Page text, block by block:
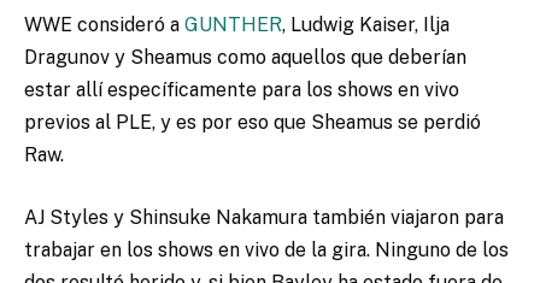
WWE consideró a GUNTHER, Ludwig Kaiser, Ilja
Dragunov y Sheamus como aquellos que deberían
estar allí específicamente para los shows en vivo
previos al PLE, y es por eso que Sheamus se perdió
Raw.
AJ Styles y Shinsuke Nakamura también viajaron para
trabajar en los shows en vivo de la gira. Ninguno de los